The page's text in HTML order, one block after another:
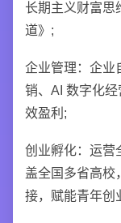
长期主义财富思
道》;
企业管理：企业
销、AI 数字化
效盈利;
创业孵化：运营
盖全国多省高校
接，赋能青年创